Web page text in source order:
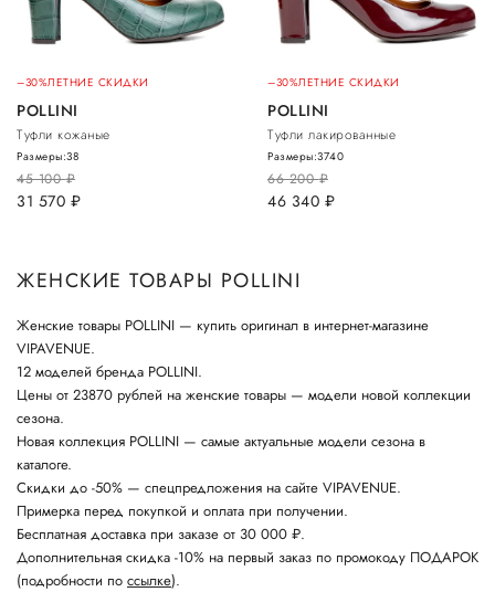
–30%ЛЕТНИЕ СКИДКИ
POLLINI
Туфли кожаные
45 100руб.
31 570 руб.
Размеры:38
–30%ЛЕТНИЕ СКИДКИ
POLLINI
Туфли лакированные
66 200руб.
46 340 руб.
Размеры:3740
ЖЕНСКИЕ ТОВАРЫ POLLINI
Женские товары POLLINI — купить оригинал в интернет-магазине
VIPAVENUE.
12 моделей бренда POLLINI.
Цены от 23870 рублей на женские товары — модели новой коллекции
сезона.
Новая коллекция POLLINI — самые актуальные модели сезона в
каталоге.
Скидки до -50% — спецпредложения на сайте VIPAVENUE.
Примерка перед покупкой и оплата при получении.
Бесплатная доставка при заказе от 30 000 ₽.
Дополнительная скидка -10% на первый заказ по промокоду ПОДАРОК
(подробности по ссылке).